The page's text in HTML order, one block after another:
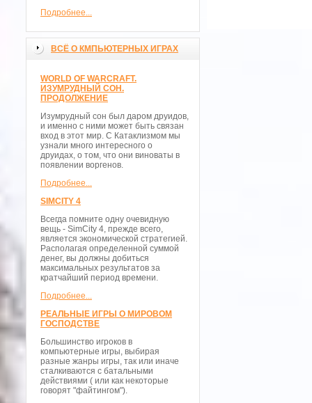
Подробнее...
ВСЁ О КМПЬЮТЕРНЫХ ИГРАХ
WORLD OF WARCRAFT.
ИЗУМРУДНЫЙ СОН.
ПРОДОЛЖЕНИЕ
Изумрудный сон был даром друидов,
и именно с ними может быть связан
вход в этот мир. С Катаклизмом мы
узнали много интересного о
друидах, о том, что они виноваты в
появлении воргенов.
Подробнее...
SIMCITY 4
Всегда помните одну очевидную
вещь - SimCity 4, прежде всего,
является экономической стратегией.
Располагая определенной суммой
денег, вы должны добиться
максимальных результатов за
кратчайший период времени.
Подробнее...
РЕАЛЬНЫЕ ИГРЫ О МИРОВОМ
ГОСПОДСТВЕ
Большинство игроков в
компьютерные игры, выбирая
разные жанры игры, так или иначе
сталкиваются с батальными
действиями ( или как некоторые
говорят "файтингом").